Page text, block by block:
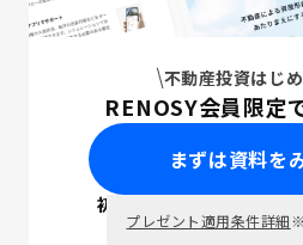
不動産投資はじ
RENOSY会員限定
まずは資料を
初回面談で ポイ
プレゼント適用条件詳細